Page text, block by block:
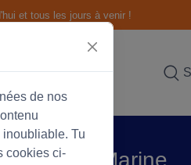
et tous les jours à venir !
cœur - Marine
de nos
Tu
cookies ci-